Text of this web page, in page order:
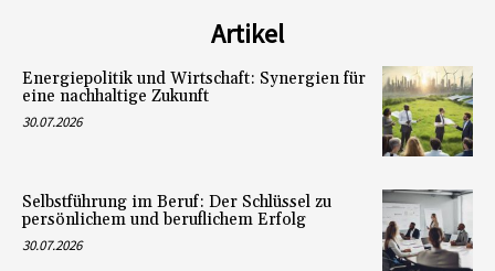
Artikel
Energiepolitik und Wirtschaft: Synergien für
eine nachhaltige Zukunft
30.07.2026
Selbstführung im Beruf: Der Schlüssel zu
persönlichem und beruflichem Erfolg
30.07.2026